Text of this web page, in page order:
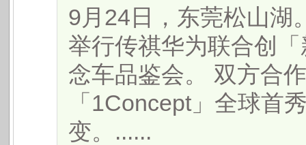
9月24日，东莞松山湖
举行传祺华为联合创
念车品鉴会。 双方合
「1Concept」全球首
变。......